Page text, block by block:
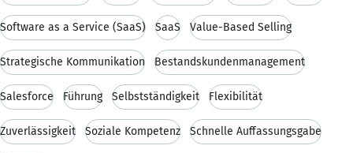
Software as a Service (SaaS) SaaS Value-Based Selling
Strategische Kommunikation Bestandskundenmanagement
Salesforce Führung Selbstständigkeit Flexibilität
Zuverlässigkeit Soziale Kompetenz Schnelle Auffassungsgabe